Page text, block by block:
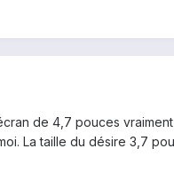
de 4,7 pouces
La taille du désire 3,7